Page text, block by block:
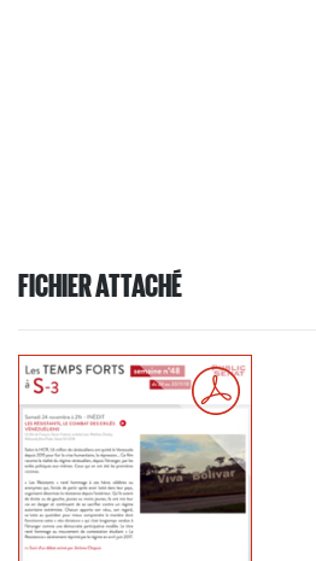
FICHIER ATTACHÉ